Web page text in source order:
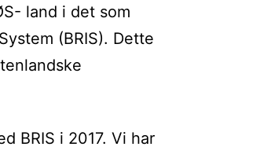
land i det som
(BRIS). Dette
BRIS i 2017. Vi har